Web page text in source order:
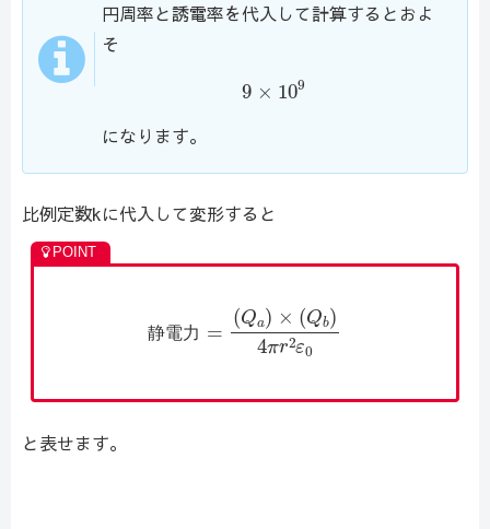
円周率と誘電率を代入して計算するとおよ
そ
9 ×109
になります。
比例定数kに代入して変形すると
静 電 力
a)×( Q b) 4πr2
と表せます。